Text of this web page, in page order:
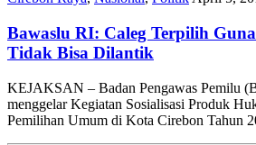
Bawaslu RI: Caleg Terpilih
Tidak Bisa Dilantik
KEJAKSAN – Badan Pengawas Pemilu
menggelar Kegiatan Sosialisasi Produk
Pemilihan Umum di Kota Cirebon Tahun